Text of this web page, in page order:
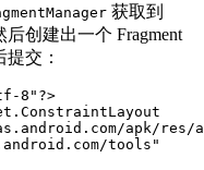
获取到
后创建出一个 Fragment
交：
8"?>
apk/res/
tools"